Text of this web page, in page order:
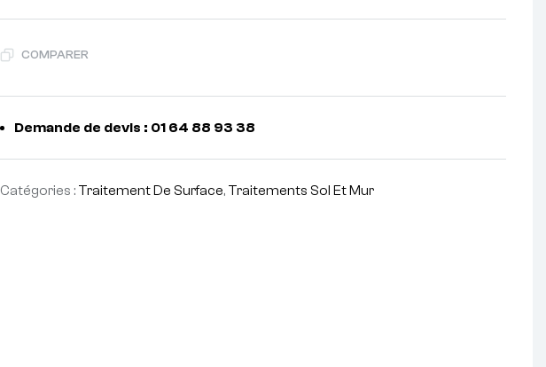
COMPARER
Demande de devis : 01 64 88 93 38
Catégories : Traitement De Surface, Traitements Sol Et Mur